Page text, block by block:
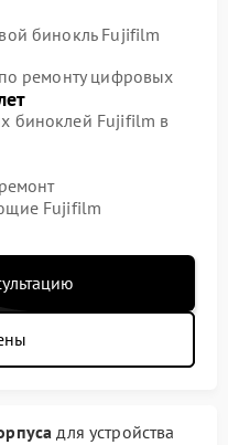
бинокль Fujifilm
ремонту цифровых
биноклей Fujifilm в
Fujifilm
для устройства